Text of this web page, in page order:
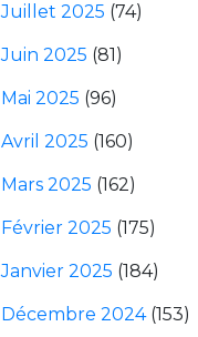
Juillet 2025 (74)
Juin 2025 (81)
Mai 2025 (96)
Avril 2025 (160)
Mars 2025 (162)
Février 2025 (175)
Janvier 2025 (184)
Décembre 2024(153)